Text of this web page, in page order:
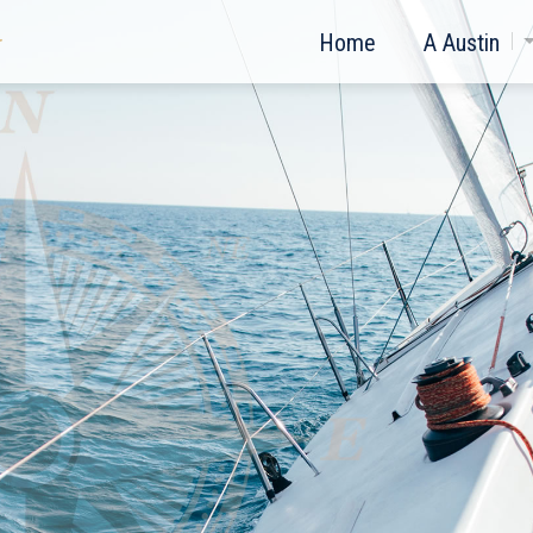
Home A Austin